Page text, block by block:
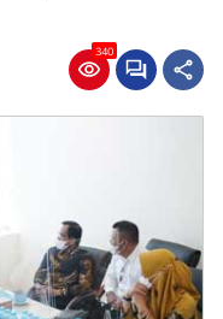
340